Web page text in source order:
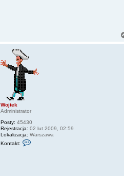
Wojtek
Administrator
Posty: 45430
Rejestracja: 02 lut 2009, 02:59
Lokalizacja: Warszawa
Kontakt: